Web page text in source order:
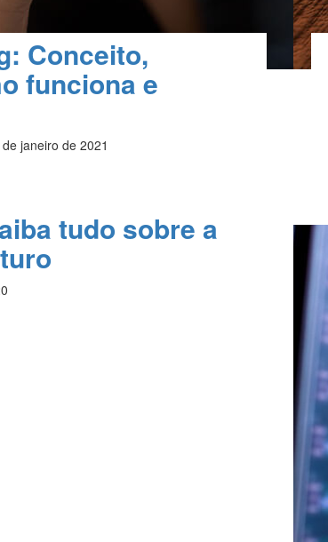
Conceito,
funciona e
janeiro de 2021
tudo sobre a